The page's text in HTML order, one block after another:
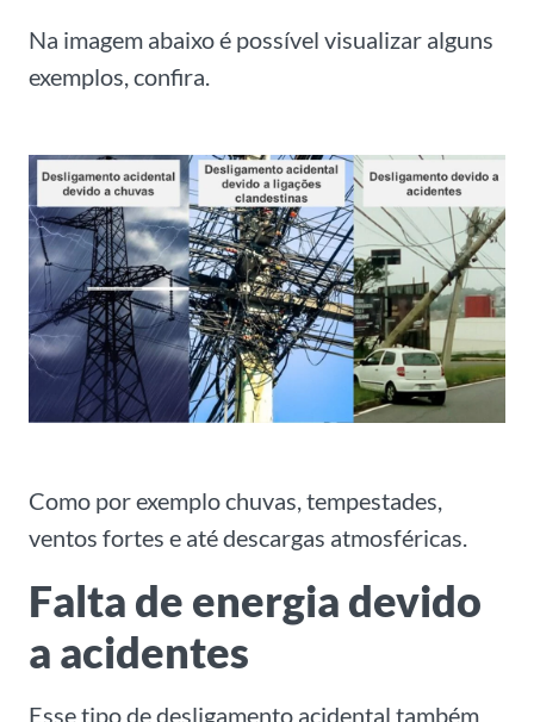
Na imagem abaixo é possível visualizar alguns
exemplos, confira.
Como por exemplo chuvas, tempestades,
ventos fortes e até descargas atmosféricas.
Falta de energia devido
a acidentes
Esse tipo de desligamento acidental também